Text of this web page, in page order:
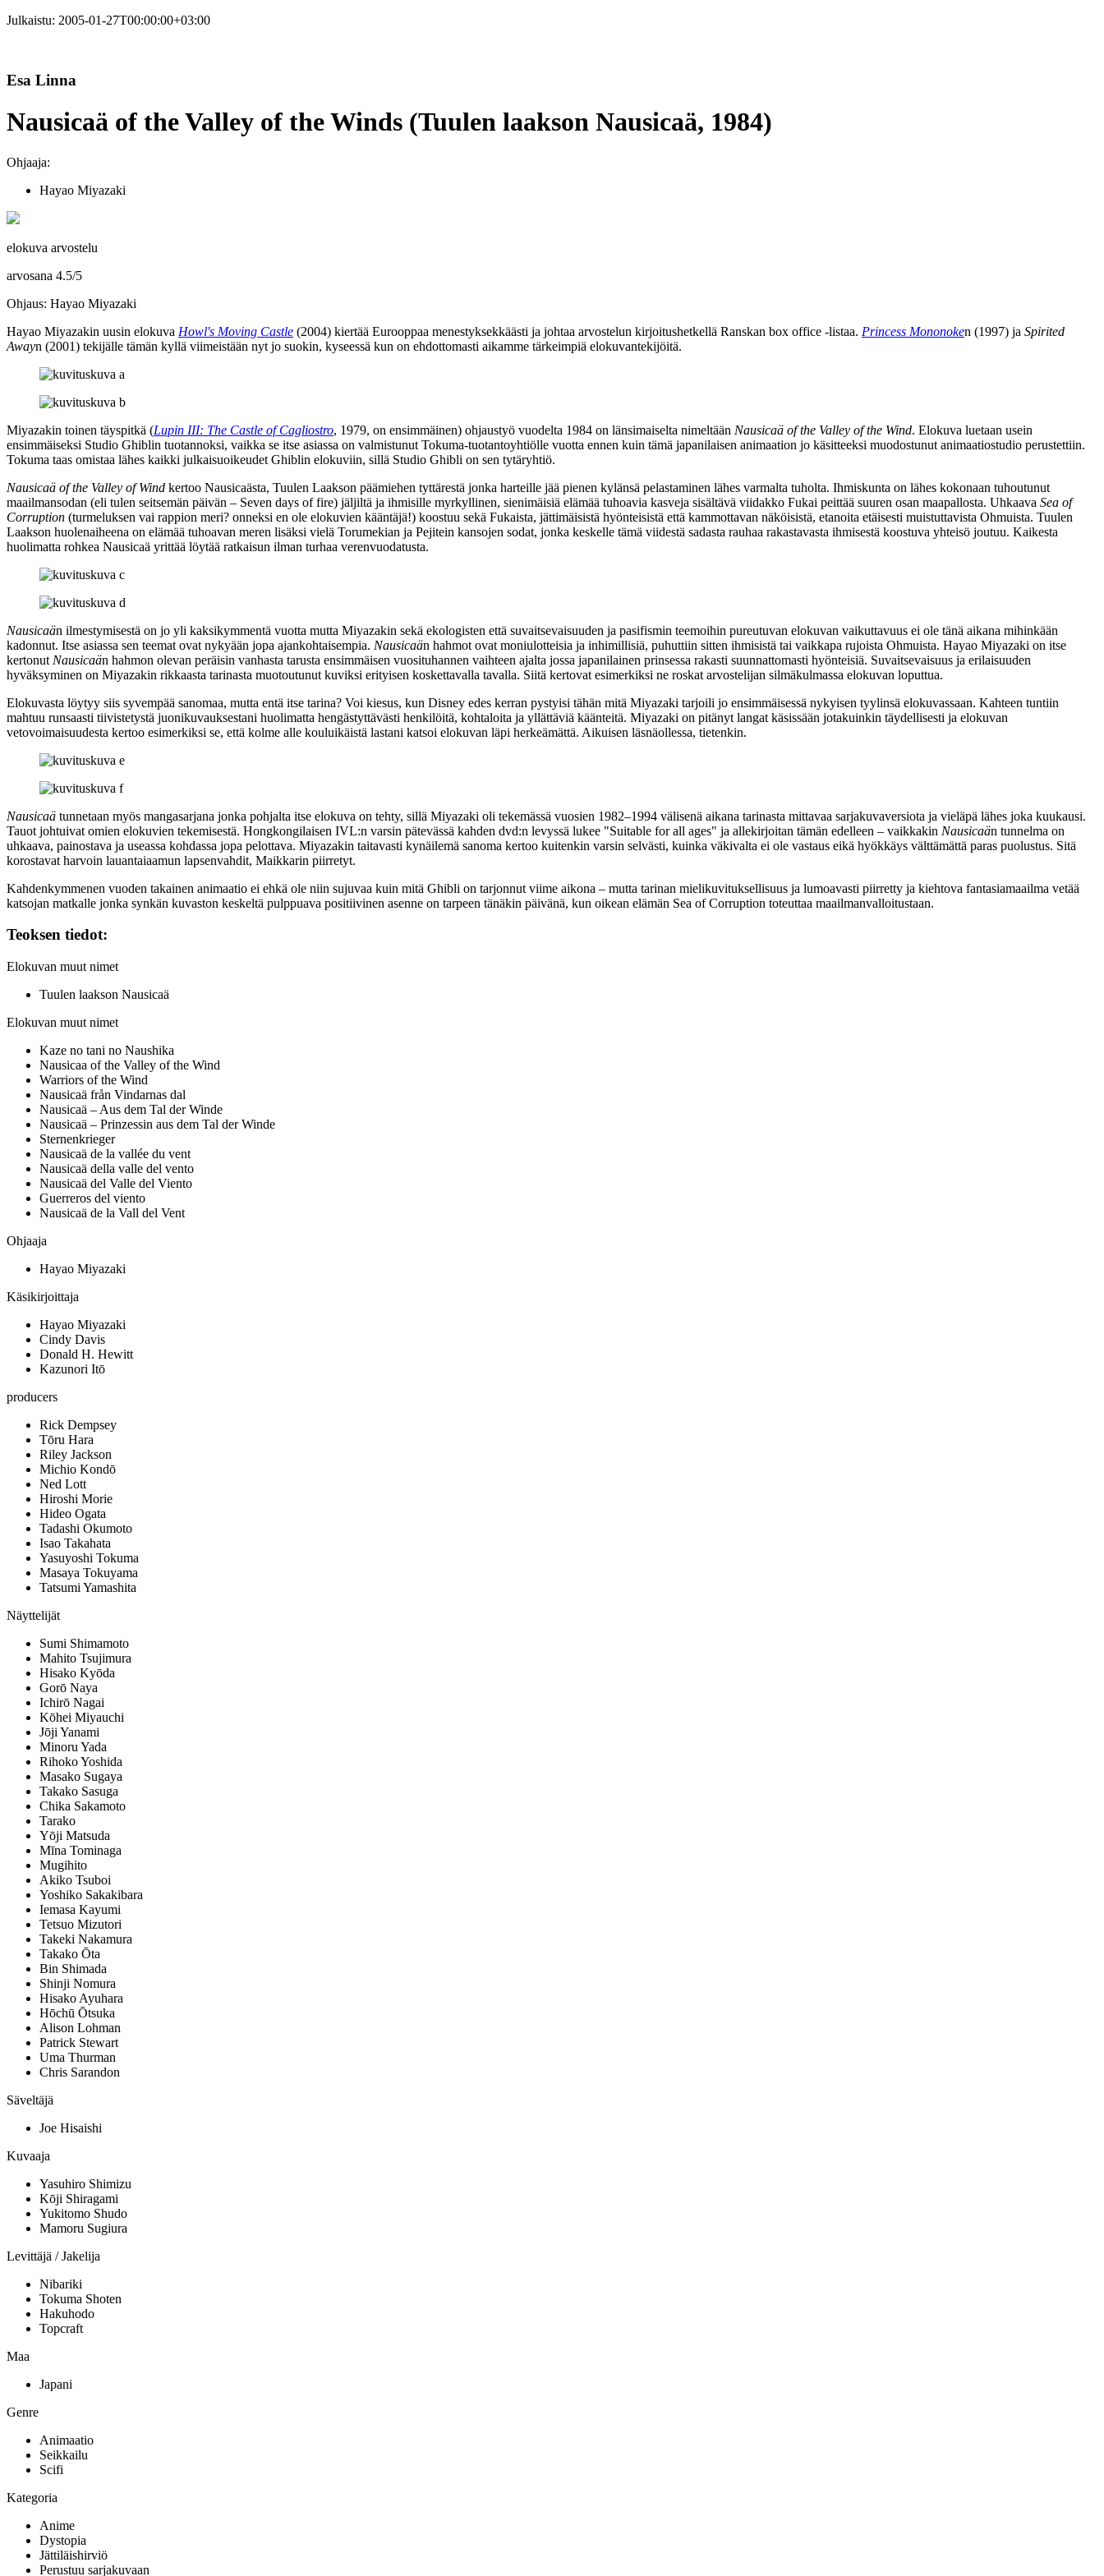
Julkaistu: 2005-01-27T00:00:00+03:00
Esa Linna
Nausicaä of the Valley of the Winds (Tuulen laakson Nausicaä, 1984)
Ohjaaja:
Hayao Miyazaki
elokuva arvostelu
arvosana 4.5/5
Ohjaus: Hayao Miyazaki
Hayao Miyazakin uusin elokuva Howl's Moving Castle (2004) kiertää Eurooppaa menestyksekkäästi ja johtaa arvostelun kirjoitushetkellä Ranskan box office ‑listaa. Princess Mononoken (1997) ja Spirited
Awayn (2001) tekijälle tämän kyllä viimeistään nyt jo suokin, kyseessä kun on ehdottomasti aikamme tärkeimpiä elokuvantekijöitä.
Miyazakin toinen täyspitkä (Lupin III: The Castle of Cagliostro, 1979, on ensimmäinen) ohjaustyö vuodelta 1984 on länsimaiselta nimeltään Nausicaä of the Valley of the Wind. Elokuva luetaan usein
ensimmäiseksi Studio Ghiblin tuotannoksi, vaikka se itse asiassa on valmistunut Tokuma-tuotantoyhtiölle vuotta ennen kuin tämä japanilaisen animaation jo käsitteeksi muodostunut animaatiostudio perustettiin.
Tokuma taas omistaa lähes kaikki julkaisuoikeudet Ghiblin elokuviin, sillä Studio Ghibli on sen tytäryhtiö.
Nausicaä of the Valley of Wind kertoo Nausicaästa, Tuulen Laakson päämiehen tyttärestä jonka harteille jää pienen kylänsä pelastaminen lähes varmalta tuholta. Ihmiskunta on lähes kokonaan tuhoutunut
maailmansodan (eli tulen seitsemän päivän – Seven days of fire) jäljiltä ja ihmisille myrkyllinen, sienimäisiä elämää tuhoavia kasveja sisältävä viidakko Fukai peittää suuren osan maapallosta. Uhkaava Sea of
Corruption (turmeluksen vai rappion meri? onneksi en ole elokuvien kääntäjä!) koostuu sekä Fukaista, jättimäisistä hyönteisistä että kammottavan näköisistä, etanoita etäisesti muistuttavista Ohmuista. Tuulen
Laakson huolenaiheena on elämää tuhoavan meren lisäksi vielä Torumekian ja Pejitein kansojen sodat, jonka keskelle tämä viidestä sadasta rauhaa rakastavasta ihmisestä koostuva yhteisö joutuu. Kaikesta
huolimatta rohkea Nausicaä yrittää löytää ratkaisun ilman turhaa verenvuodatusta.
Nausicaän ilmestymisestä on jo yli kaksikymmentä vuotta mutta Miyazakin sekä ekologisten että suvaitsevaisuuden ja pasifismin teemoihin pureutuvan elokuvan vaikuttavuus ei ole tänä aikana mihinkään
kadonnut. Itse asiassa sen teemat ovat nykyään jopa ajankohtaisempia. Nausicaän hahmot ovat moniulotteisia ja inhimillisiä, puhuttiin sitten ihmisistä tai vaikkapa rujoista Ohmuista. Hayao Miyazaki on itse
kertonut Nausicaän hahmon olevan peräisin vanhasta tarusta ensimmäisen vuosituhannen vaihteen ajalta jossa japanilainen prinsessa rakasti suunnattomasti hyönteisiä. Suvaitsevaisuus ja erilaisuuden
hyväksyminen on Miyazakin rikkaasta tarinasta muotoutunut kuviksi erityisen koskettavalla tavalla. Siitä kertovat esimerkiksi ne roskat arvostelijan silmäkulmassa elokuvan loputtua.
Elokuvasta löytyy siis syvempää sanomaa, mutta entä itse tarina? Voi kiesus, kun Disney edes kerran pystyisi tähän mitä Miyazaki tarjoili jo ensimmäisessä nykyisen tyylinsä elokuvassaan. Kahteen tuntiin
mahtuu runsaasti tiivistetystä juonikuvauksestani huolimatta hengästyttävästi henkilöitä, kohtaloita ja yllättäviä käänteitä. Miyazaki on pitänyt langat käsissään jotakuinkin täydellisesti ja elokuvan
vetovoimaisuudesta kertoo esimerkiksi se, että kolme alle kouluikäistä lastani katsoi elokuvan läpi herkeämättä. Aikuisen läsnäollessa, tietenkin.
Nausicaä tunnetaan myös mangasarjana jonka pohjalta itse elokuva on tehty, sillä Miyazaki oli tekemässä vuosien 1982–1994 välisenä aikana tarinasta mittavaa sarjakuvaversiota ja vieläpä lähes joka kuukausi.
Tauot johtuivat omien elokuvien tekemisestä. Hongkongilaisen IVL:n varsin pätevässä kahden dvd:n levyssä lukee "Suitable for all ages" ja allekirjoitan tämän edelleen – vaikkakin Nausicaän tunnelma on
uhkaava, painostava ja useassa kohdassa jopa pelottava. Miyazakin taitavasti kynäilemä sanoma kertoo kuitenkin varsin selvästi, kuinka väkivalta ei ole vastaus eikä hyökkäys välttämättä paras puolustus. Sitä
korostavat harvoin lauantaiaamun lapsenvahdit, Maikkarin piirretyt.
Kahdenkymmenen vuoden takainen animaatio ei ehkä ole niin sujuvaa kuin mitä Ghibli on tarjonnut viime aikona – mutta tarinan mielikuvituksellisuus ja lumoavasti piirretty ja kiehtova fantasiamaailma vetää
katsojan matkalle jonka synkän kuvaston keskeltä pulppuava positiivinen asenne on tarpeen tänäkin päivänä, kun oikean elämän Sea of Corruption toteuttaa maailmanvalloitustaan.
Teoksen tiedot:
Elokuvan muut nimet
Tuulen laakson Nausicaä
Elokuvan muut nimet
Kaze no tani no Naushika
Nausicaa of the Valley of the Wind
Warriors of the Wind
Nausicaä från Vindarnas dal
Nausicaä – Aus dem Tal der Winde
Nausicaä – Prinzessin aus dem Tal der Winde
Sternenkrieger
Nausicaä de la vallée du vent
Nausicaä della valle del vento
Nausicaä del Valle del Viento
Guerreros del viento
Nausicaä de la Vall del Vent
Ohjaaja
Hayao Miyazaki
Käsikirjoittaja
Hayao Miyazaki
Cindy Davis
Donald H. Hewitt
Kazunori Itō
producers
Rick Dempsey
Tōru Hara
Riley Jackson
Michio Kondō
Ned Lott
Hiroshi Morie
Hideo Ogata
Tadashi Okumoto
Isao Takahata
Yasuyoshi Tokuma
Masaya Tokuyama
Tatsumi Yamashita
Näyttelijät
Sumi Shimamoto
Mahito Tsujimura
Hisako Kyōda
Gorō Naya
Ichirō Nagai
Kōhei Miyauchi
Jōji Yanami
Minoru Yada
Rihoko Yoshida
Masako Sugaya
Takako Sasuga
Chika Sakamoto
Tarako
Yōji Matsuda
Mīna Tominaga
Mugihito
Akiko Tsuboi
Yoshiko Sakakibara
Iemasa Kayumi
Tetsuo Mizutori
Takeki Nakamura
Takako Ōta
Bin Shimada
Shinji Nomura
Hisako Ayuhara
Hōchū Ōtsuka
Alison Lohman
Patrick Stewart
Uma Thurman
Chris Sarandon
Säveltäjä
Joe Hisaishi
Kuvaaja
Yasuhiro Shimizu
Kōji Shiragami
Yukitomo Shudo
Mamoru Sugiura
Levittäjä / Jakelija
Nibariki
Tokuma Shoten
Hakuhodo
Topcraft
Maa
Japani
Genre
Animaatio
Seikkailu
Scifi
Kategoria
Anime
Dystopia
Jättiläishirviö
Perustuu sarjakuvaan